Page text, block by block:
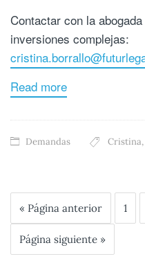
Contactar con la
inversiones complejas:
Read more
Demandas Cristina,
« Página anterior 1
Página siguiente »